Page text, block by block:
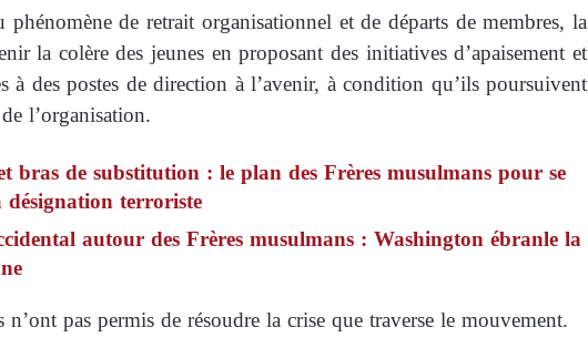
phénomène de retrait organisationnel et de départs de membres, la
la colère des jeunes en proposant des initiatives d’apaisement et
à des postes de direction à l’avenir, à condition qu’ils poursuivent
l’organisation.
bras de substitution : le plan des Frères musulmans pour se
terroriste
autour des Frères musulmans : Washington ébranle la
pas permis de résoudre la crise que traverse le mouvement.